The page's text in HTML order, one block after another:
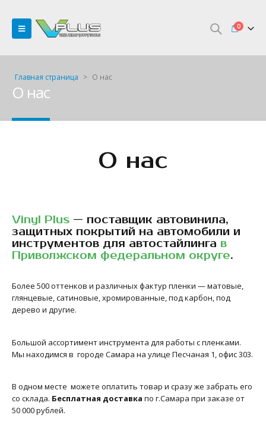
0
Главная страница > О нас
О нас
О нас
Vinyl Plus — поставщик автовинила,
защитных покрытий на автомобили и
инструментов для автостайлинга в
Приволжском федеральном округе.
Более 500 оттенков и различных фактур пленки — матовые,
глянцевые, сатиновые, хромированные, под карбон, под
дерево и другие.
Большой ассортимент инструмента для работы с пленками.
Мы находимся в городе Самара на улице Песчаная 1, офис 303.
В одном месте можете оплатить товар и сразу же забрать его
со склада. Бесплатная доставка по г.Самара при заказе от
50 000 рублей.